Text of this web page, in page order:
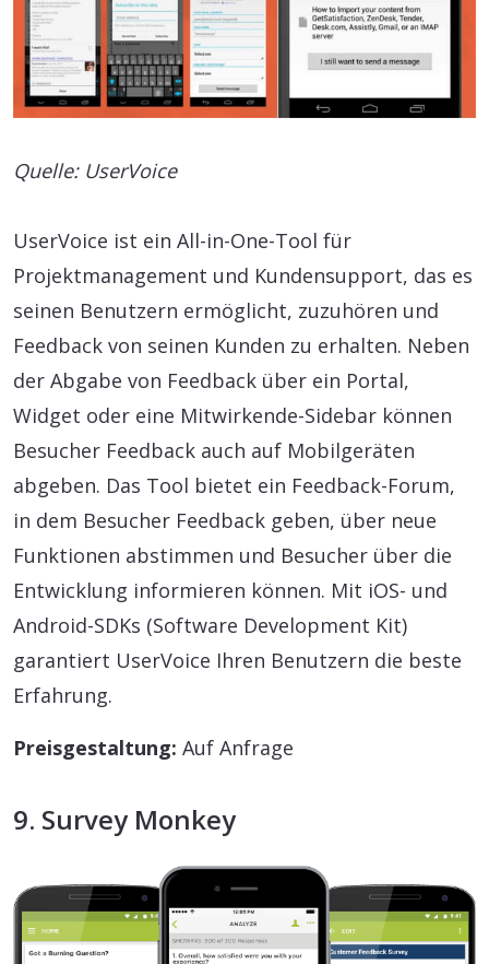
Quelle: UserVoice
UserVoice ist ein All-in-One-Tool für
Projektmanagement und Kundensupport, das es
seinen Benutzern ermöglicht, zuzuhören und
Feedback von seinen Kunden zu erhalten. Neben
der Abgabe von Feedback über ein Portal,
Widget oder eine Mitwirkende-Sidebar können
Besucher Feedback auch auf Mobilgeräten
abgeben. Das Tool bietet ein Feedback-Forum,
in dem Besucher Feedback geben, über neue
Funktionen abstimmen und Besucher über die
Entwicklung informieren können. Mit iOS- und
Android-SDKs (Software Development Kit)
garantiert UserVoice Ihren Benutzern die beste
Erfahrung.
Preisgestaltung: Auf Anfrage
9. Survey Monkey